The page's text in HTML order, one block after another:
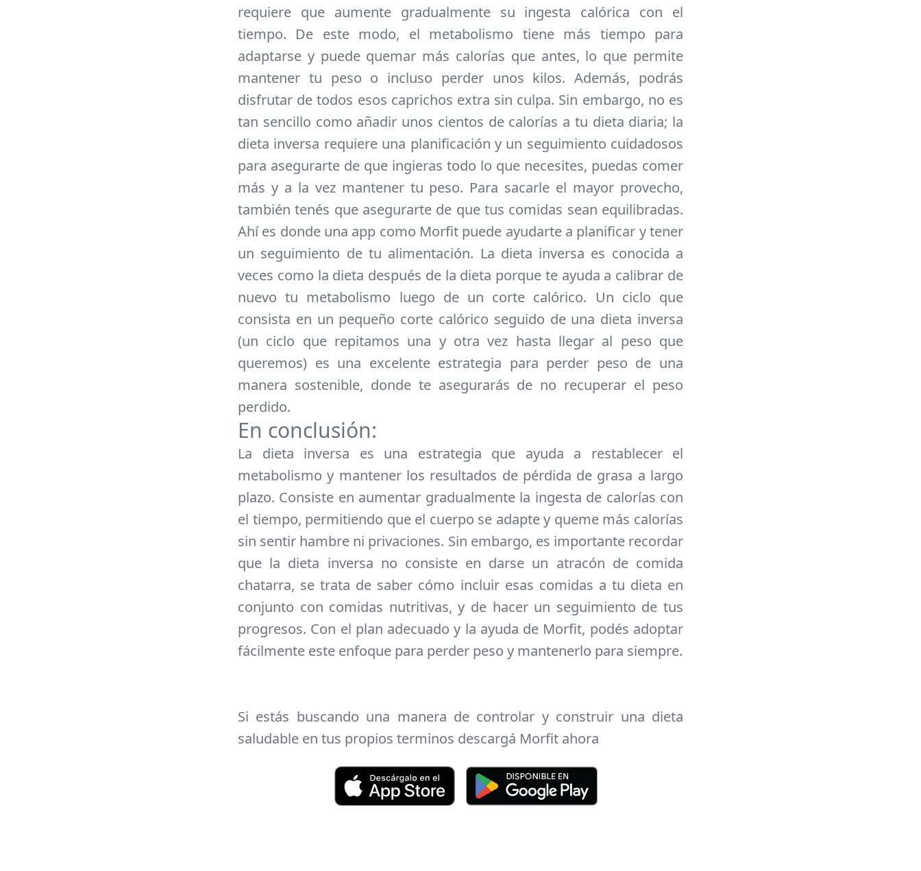
requiere que aumente gradualmente su ingesta calórica con el
tiempo. De este modo, el metabolismo tiene más tiempo para
adaptarse y puede quemar más calorías que antes, lo que permite
mantener tu peso o incluso perder unos kilos. Además, podrás
disfrutar de todos esos caprichos extra sin culpa. Sin embargo, no es
tan sencillo como añadir unos cientos de calorías a tu dieta diaria; la
dieta inversa requiere una planificación y un seguimiento cuidadosos
para asegurarte de que ingieras todo lo que necesites, puedas comer
más y a la vez mantener tu peso. Para sacarle el mayor provecho,
también tenés que asegurarte de que tus comidas sean equilibradas.
Ahí es donde una app como Morfit puede ayudarte a planificar y tener
un seguimiento de tu alimentación. La dieta inversa es conocida a
veces como la dieta después de la dieta porque te ayuda a calibrar de
nuevo tu metabolismo luego de un corte calórico. Un ciclo que
consista en un pequeño corte calórico seguido de una dieta inversa
(un ciclo que repitamos una y otra vez hasta llegar al peso que
queremos) es una excelente estrategia para perder peso de una
manera sostenible, donde te asegurarás de no recuperar el peso
perdido.
En conclusión:
La dieta inversa es una estrategia que ayuda a restablecer el
metabolismo y mantener los resultados de pérdida de grasa a largo
plazo. Consiste en aumentar gradualmente la ingesta de calorías con
el tiempo, permitiendo que el cuerpo se adapte y queme más calorías
sin sentir hambre ni privaciones. Sin embargo, es importante recordar
que la dieta inversa no consiste en darse un atracón de comida
chatarra, se trata de saber cómo incluir esas comidas a tu dieta en
conjunto con comidas nutritivas, y de hacer un seguimiento de tus
progresos. Con el plan adecuado y la ayuda de Morfit, podés adoptar
fácilmente este enfoque para perder peso y mantenerlo para siempre.
Si estás buscando una manera de controlar y construir una dieta
saludable en tus propios terminos descargá Morfit ahora